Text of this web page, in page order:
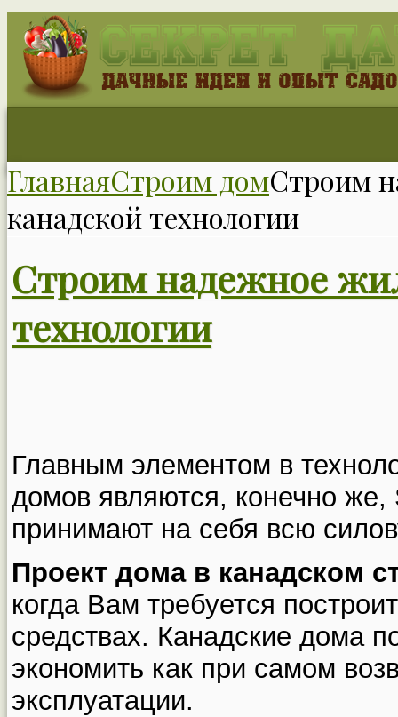
ГлавнаяСтроим домСтроим
канадской технологии
Строим надежное
технологии
Главным элементом в
домов являются, конечно
принимают на себя всю
Проект дома в канадском
когда Вам требуется
средствах. Канадские дома
экономить как при самом
эксплуатации.